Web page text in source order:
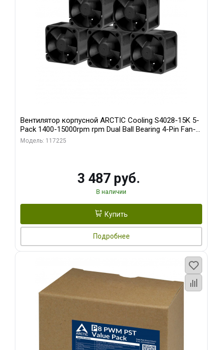
Вентилятор корпусной ARCTIC Cooling S4028-15K 5-
Pack 1400-15000rpm rpm Dual Ball Bearing 4-Pin Fan-
Connector (ACFAN00274A)
Модель: 117225
3 487 руб.
В наличии
Купить
Подробнее